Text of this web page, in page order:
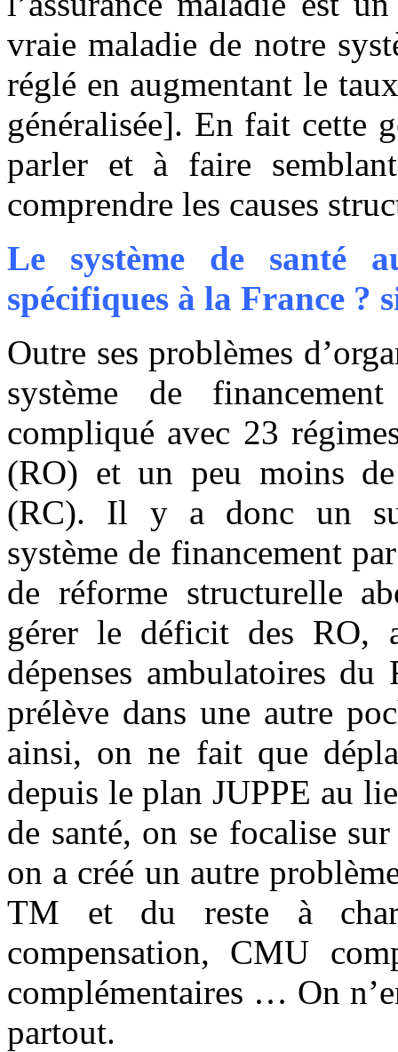
vraie maladie de notre
réglé en augmentant le
généralisée]. En fait cette
parler et à faire
comprendre les causes
Le système de santé
spécifiques à la France ?
Outre ses problèmes
système de
compliqué avec 23
(RO) et un peu moins de
(RC). Il y a donc un
système de financement
de réforme structurelle
gérer le déficit des RO,
dépenses ambulatoires
prélève dans une autre
ainsi, on ne fait que
depuis le plan JUPPE au
de santé, on se focalise
on a créé un autre
TM et du reste à
compensation, CMU
complémentaires … On
partout.